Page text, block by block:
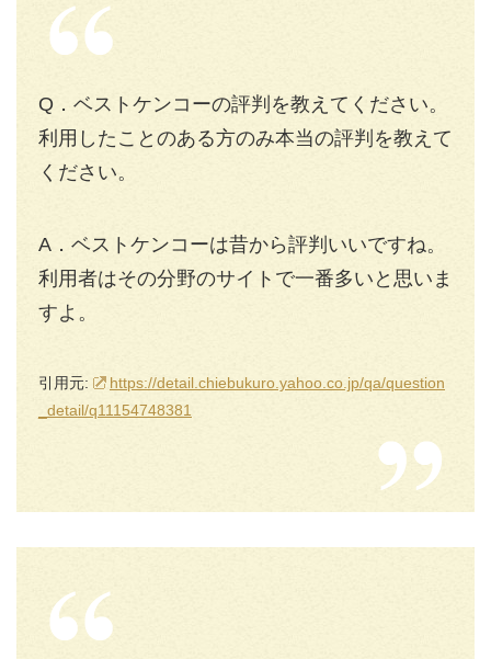
Q．ベストケンコーの評判を教えてください。
利用したことのある方のみ本当の評判を教えて
ください。
A．ベストケンコーは昔から評判いいですね。
利用者はその分野のサイトで一番多いと思いま
すよ。
引用元:
https://detail.chiebukuro.yahoo.co.jp/qa/question
_detail/q11154748381